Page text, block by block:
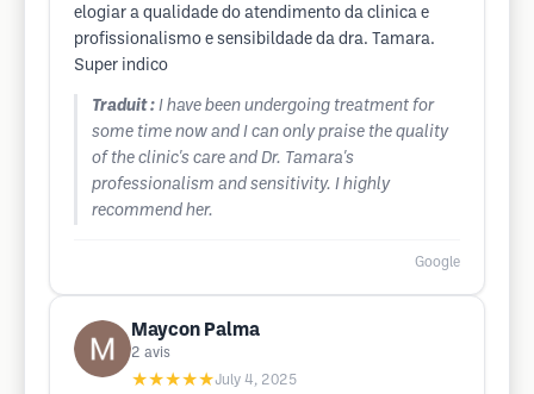
elogiar a qualidade do atendimento da clinica e
profissionalismo e sensibildade da dra. Tamara.
Super indico
Traduit : I have been undergoing treatment for
some time now and I can only praise the quality
of the clinic's care and Dr. Tamara's
professionalism and sensitivity. I highly
recommend her.
Google
Maycon Palma
2 avis
★★★★★July 4, 2025